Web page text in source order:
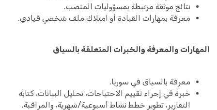
نتائج موثقة مرتبطة بمسؤوليات المنصب.
معرفة بمهارات القيادة أو امتلاك ملف شخصي قيادي.
المهارات والمعرفة والخبرات المتعلقة بالسياق
معرفة بالسياق في سوريا.
خبرة في إجراء تقييم الاحتياجات، تحليل البيانات، كتابة
التقارير، تطوير خطط نشاط أسبوعية/شهرية، والمراقبة.